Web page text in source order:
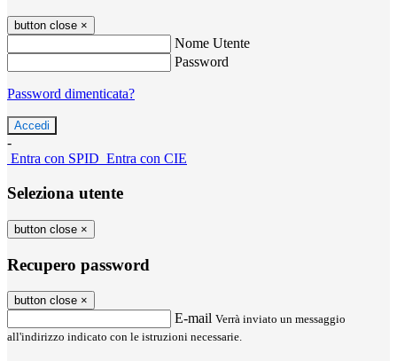
button close ×
Nome Utente
Password
Password dimenticata?
-
Entra con SPID Entra con CIE
Seleziona utente
button close ×
Recupero password
button close ×
E-mail Verrà inviato un messaggio
all'indirizzo indicato con le istruzioni necessarie.